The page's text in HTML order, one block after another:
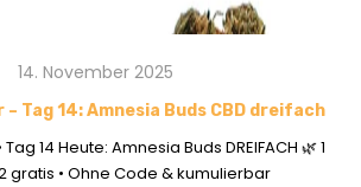
14. November 2025
– Tag 14: Amnesia Buds CBD dreifach
14 Heute: Amnesia Buds DREIFACH 🌿 1
gratis • Ohne Code & kumulierbar